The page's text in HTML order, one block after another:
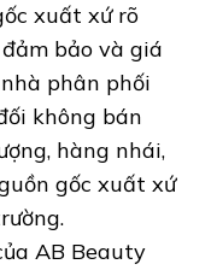
xuất xứ rõ
bảo và giá
phân phối
không bán
hàng nhái,
gốc xuất xứ
AB Beauty